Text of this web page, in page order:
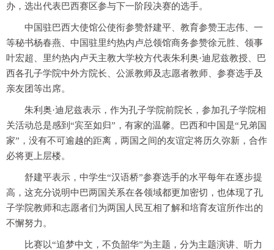
办，选出代表巴西赛区参与下一阶段决赛的选手。
中国驻巴西大使馆公使衔参赞舒建平、教育参赞王志伟、一
等秘书杨春燕、中国驻里约热内卢总领馆商务参赞徐元胜、领事
叶宏超、里约热内卢天主教大学校方代表朱利奥·迪尼兹教授、巴
西各孔子学院中外方院长、公派教师及志愿者教师、参赛选手及
亲友团等出席。
朱利奥·迪尼兹表示，作为孔子学院前院长，参加孔子学院相
关活动总是感到“宾至如归”，有家的温馨。巴西和中国是“兄弟国
家”，没有不可逾越的距离，两国之间的友谊定将历久弥新，合作
必将更上层楼。
舒建平表示，中学生“汉语桥”参赛选手的水平每年在逐步提
高，这充分说明中巴两国关系在各领域都更加密切，也体现了孔
子学院教师和志愿者们为两国人民互相了解和培育友谊所作出的
不懈努力。
比赛以“追梦中文，不负韶华”为主题，分为主题演讲、听力